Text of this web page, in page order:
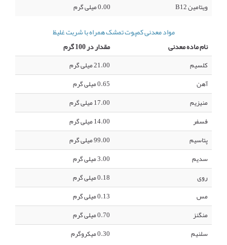
ویتامین B12
0.00 میلی گرم
مواد معدنی کمپوت تمشک همراه با شربت غلیظ
نام ماده معدنی
مقدار در 100 گرم
کلسیم
21.00 میلی گرم
آهن
0.65 میلی گرم
منیزیم
17.00 میلی گرم
فسفر
14.00 میلی گرم
پتاسیم
99.00 میلی گرم
سدیم
3.00 میلی گرم
روی
0.18 میلی گرم
مس
0.13 میلی گرم
منگنز
0.70 میلی گرم
سلنیم
0.30 میکروگرم